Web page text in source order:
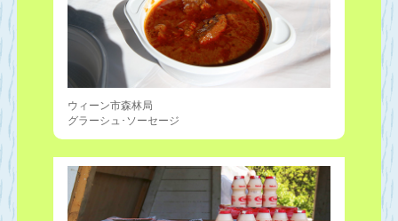
ウィーン市森林局
グラーシュ･ソーセージ